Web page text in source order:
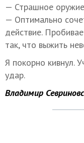
— Страшное
— Оптимально
действие.
так, что выжить
Я покорно кивнул.
удар.
Владимир